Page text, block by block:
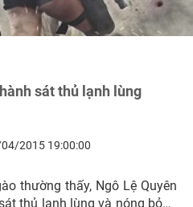
sát thủ lạnh lùng
2015 19:00:00
thường thấy, Ngô Lệ Quyên
thủ lạnh lùng và nóng bỏng